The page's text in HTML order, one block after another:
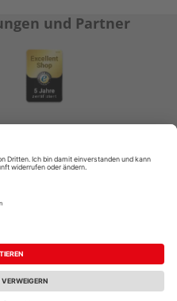
und Partner
Unsere Standorte
Kontakt & Anfahrt Weroth
Kontakt & Anfahrt Köln